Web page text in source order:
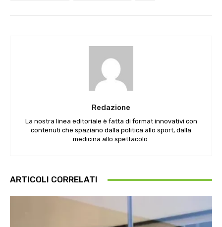
Redazione
La nostra linea editoriale è fatta di format innovativi con
contenuti che spaziano dalla politica allo sport, dalla
medicina allo spettacolo.
ARTICOLI CORRELATI